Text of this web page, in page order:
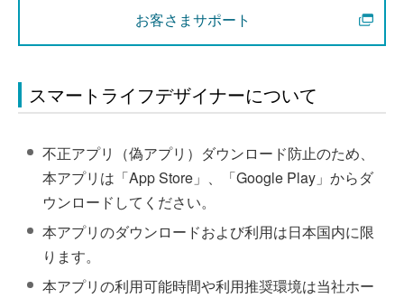
お客さまサポート
スマートライフデザイナーについて
不正アプリ（偽アプリ）ダウンロード防止のため、
本アプリは「App Store」、「Google Play」からダ
ウンロードしてください。
本アプリのダウンロードおよび利用は日本国内に限
ります。
本アプリの利用可能時間や利用推奨環境は当社ホー